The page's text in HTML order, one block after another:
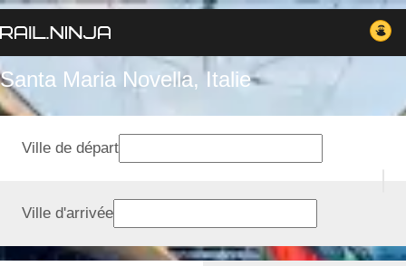
Santa Maria Novella, Italie
Ville de départ
Ville d'arrivée